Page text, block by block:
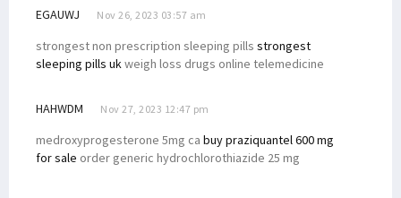
EGAUWJ Nov 26, 2023 03:57 am
strongest non prescription sleeping pills strongest
sleeping pills ukweigh loss drugs online telemedicine
HAHWDM Nov 27, 2023 12:47 pm
medroxyprogesterone 5mg ca buy praziquantel 600 mg
for sale order generic hydrochlorothiazide 25 mg